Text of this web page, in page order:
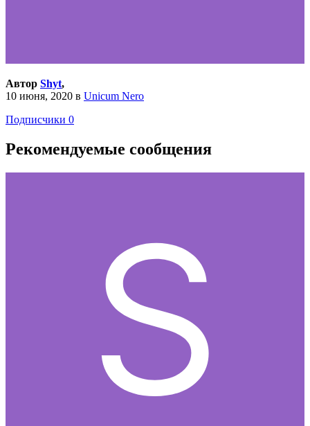
Автор Shyt,
10 июня, 2020 в Unicum Nero
Подписчики 0
Рекомендуемые сообщения